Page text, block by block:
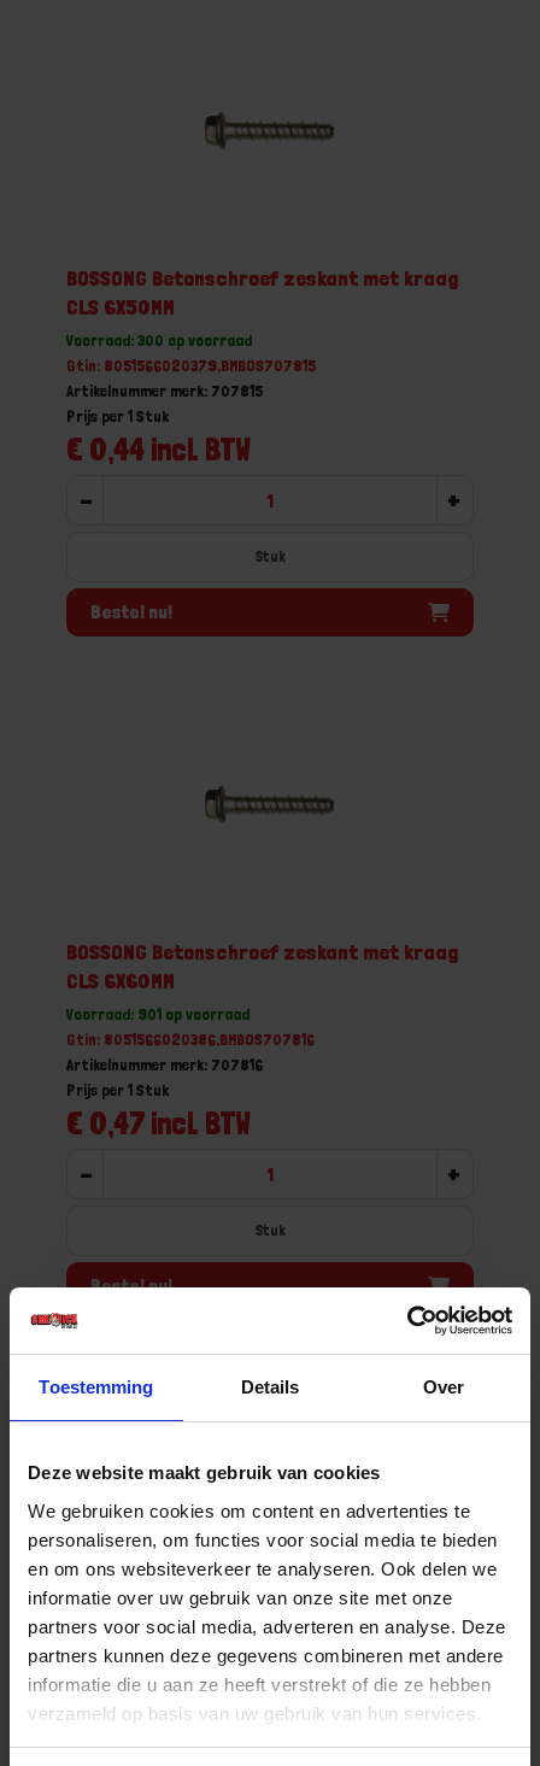
Toestemming Details Over
Deze website maakt gebruik van cookies
We gebruiken cookies om content en advertenties te
personaliseren, om functies voor social media te bieden
en om ons websiteverkeer te analyseren. Ook delen we
informatie over uw gebruik van onze site met onze
partners voor social media, adverteren en analyse. Deze
partners kunnen deze gegevens combineren met andere
informatie die u aan ze heeft verstrekt of die ze hebben
verzameld op basis van uw gebruik van hun services.
BOSSONG Betonschroef zeskant met kraag
CLS 6X50MM
Voorraad: 300 op voorraad
Gtin: 8051566020379,BMBOS707815
Artikelnummer merk: 707815
€ 0,44 incl. BTW
Prijs per 1 Stuk
- +
Stuk
Bestel nu!
BOSSONG Betonschroef zeskant met kraag
CLS 6X60MM
Voorraad: 901 op voorraad
Gtin: 8051566020386,BMBOS707816
Artikelnummer merk: 707816
€ 0,47 incl. BTW
Prijs per 1 Stuk
- +
Stuk
Bestel nu!
BOSSONG Betonschroef zeskant met kraag
CLS 6X80MM
Voorraad: 200 op voorraad
Gtin: 8051566020409,BMBOS707818